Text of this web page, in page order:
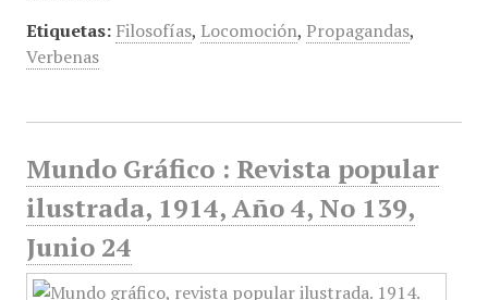
Etiquetas: Filosofías, Locomoción, Propagandas,
Verbenas
Mundo Gráfico : Revista popular
ilustrada, 1914, Año 4, No 139,
Junio 24